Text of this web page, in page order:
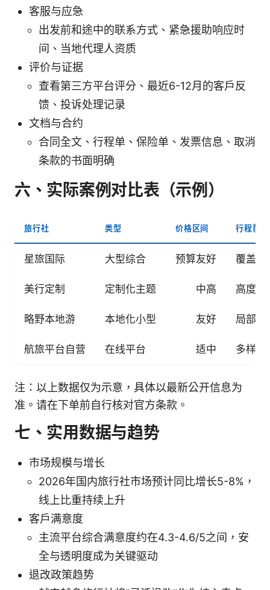
客服与应急
出发前和途中的联系方式、紧急援助响应时
间、当地代理人资质
评价与证据
查看第三方平台评分、最近6-12月的客户反
馈、投诉处理记录
文档与合约
合同全文、行程单、保险单、发票信息、取消
条款的书面明确
六、实际案例对比表（示例）
旅行社 类型 价格区间 行程覆盖
星旅国际 大型综合 预算友好 覆盖广
美行定制 定制化主题 中高 高度定
略野本地游 本地化小型 友好 局部深
航旅平台自营 在线平台 适中 多样组
注：以上数据仅为示意，具体以最新公开信息为
准。请在下单前自行核对官方条款。
七、实用数据与趋势
市场规模与增长
2026年国内旅行社市场预计同比增长5-8%，
线上比重持续上升
客户满意度
主流平台综合满意度约在4.3-4.6/5之间，安
全与透明度成为关键驱动
退改政策趋势